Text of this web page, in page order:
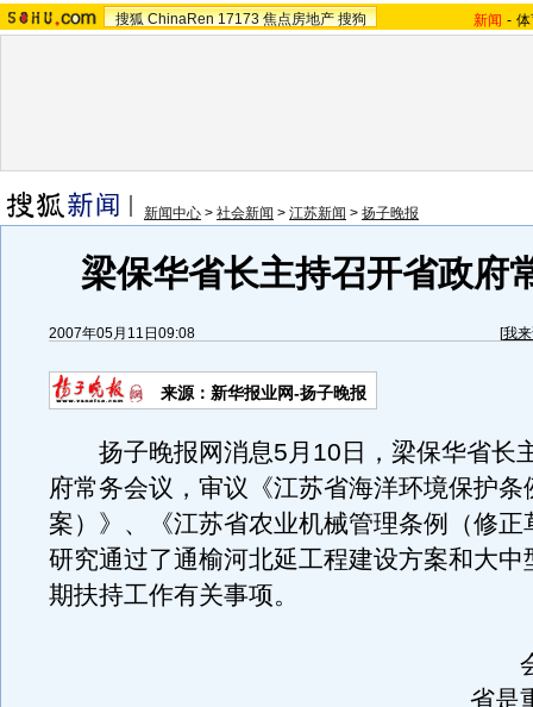
搜狐 ChinaRen 17173 焦点房地产 搜狗 新闻 -
新闻中心 > 社会新闻 > 江苏新闻 > 扬子晚报
梁保华省长主持召开省政府
2007年05月11日09:08 [我
来源：新华报业网-扬子晚报
扬子晚报网消息5月10日，梁保华省长
府常务会议，审议《江苏省海洋环境保护条
案）》、《江苏省农业机械管理条例（修正
研究通过了通榆河北延工程建设方案和大中
期扶持工作有关事项。
会
省是